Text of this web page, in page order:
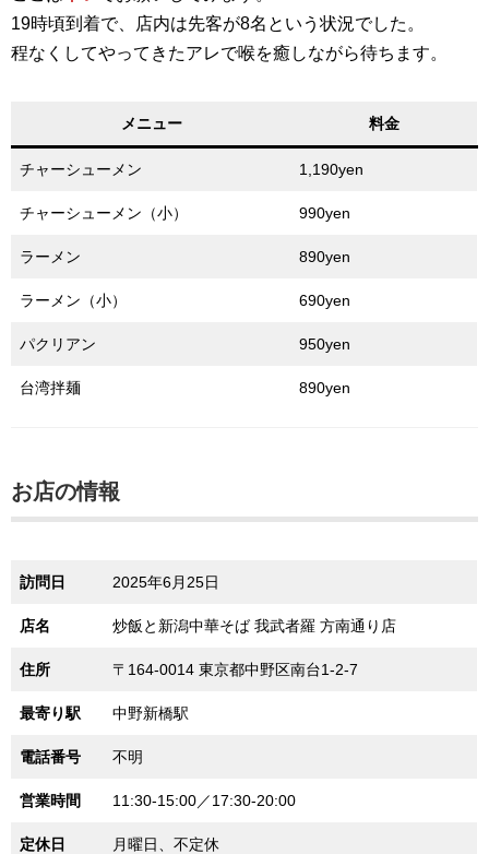
19時頃到着で、店内は先客が8名という状況でした。
程なくしてやってきたアレで喉を癒しながら待ちます。
メニュー 料金
チャーシューメン 1,190yen
チャーシューメン（小） 990yen
ラーメン 890yen
ラーメン（小） 690yen
パクリアン 950yen
台湾拌麺 890yen
お店の情報
訪問日 2025年6月25日
店名 炒飯と新潟中華そば 我武者羅 方南通り店
住所 〒164-0014 東京都中野区南台1-2-7
最寄り駅 中野新橋駅
電話番号 不明
営業時間 11:30-15:00／17:30-20:00
定休日 月曜日、不定休